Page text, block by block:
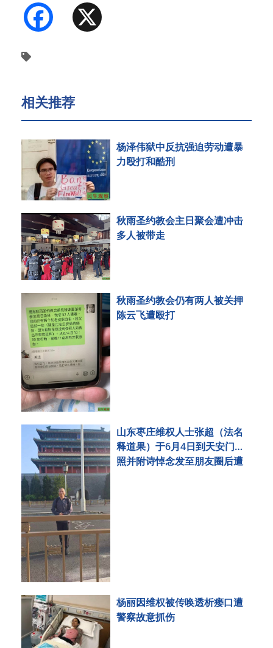
Facebook
相关推荐
杨泽伟狱中反抗强迫劳动遭暴
力殴打和酷刑
秋雨圣约教会主日聚会遭冲击
多人被带走
秋雨圣约教会仍有两人被关押
陈云飞遭殴打
山东枣庄维权人士张超（法名
释道果）于6月4日到天安门拍
照并附诗悼念发至朋友圈后遭
杨丽因维权被传唤透析瘘口遭
警察故意抓伤